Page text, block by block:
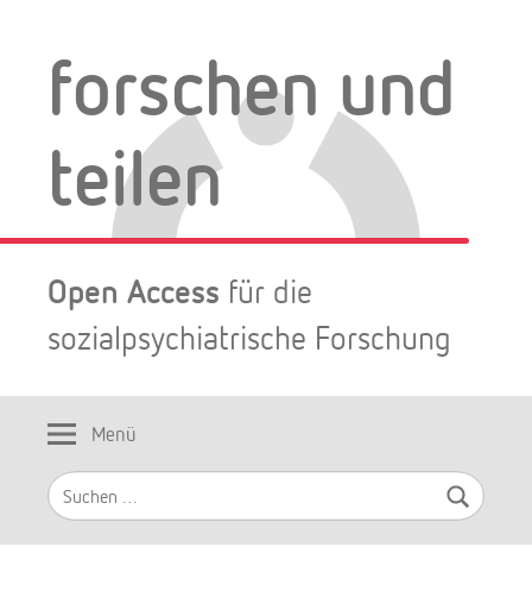
springenforschen und
teilen
Open Access für die
sozialpsychiatrische Forschung
Menü
Suchen
nach: